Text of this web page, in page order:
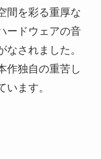
間を彩る重厚な
ードウェアの音
されました。
作独自の重苦し
います。